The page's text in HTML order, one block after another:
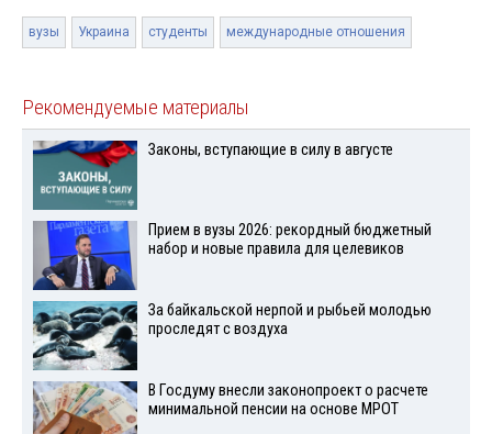
вузы Украина студенты международные отношения
Рекомендуемые материалы
Законы, вступающие в силу в августе
Прием в вузы 2026: рекордный бюджетный
набор и новые правила для целевиков
За байкальской нерпой и рыбьей молодью
проследят с воздуха
В Госдуму внесли законопроект о расчете
минимальной пенсии на основе МРОТ